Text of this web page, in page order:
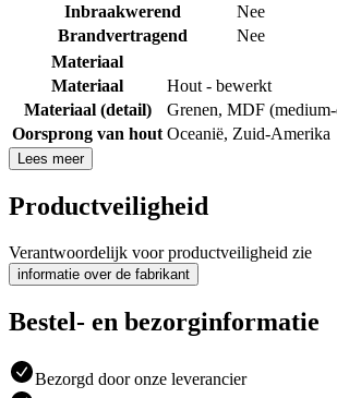
Inbraakwerend
Nee
Brandvertragend
Nee
Materiaal
Materiaal
Hout - bewerkt
Materiaal (detail)
Grenen, MDF
Oorsprong van hout Oceanië, Zuid-Amerika
Lees meer
Productveiligheid
Verantwoordelijk voor productveiligheid zie
informatie over de fabrikant
Bestel- en bezorginformatie
Bezorgd door onze leverancier